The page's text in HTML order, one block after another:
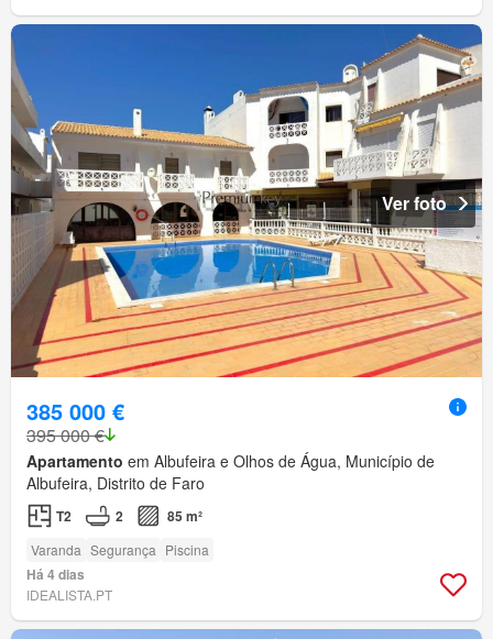
Ver foto
385 000 €
395 000 €
Apartamento em Albufeira e Olhos de Água, Município de
Albufeira, Distrito de Faro
T2 2 85 m²
Varanda Segurança Piscina
Há 4 dias
IDEALISTA.PT